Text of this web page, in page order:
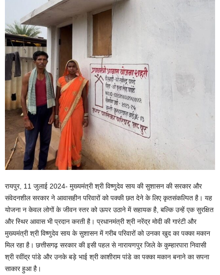
रायपुर, 11 जुलाई 2024- मुख्यमंत्री श्री विष्णुदेव साय की सुशासन की सरकार और
संवेदनशील सरकार ने आवासहीन परिवारों को पक्की छत देने के लिए कृतसंकल्पित है। यह
योजना न केवल लोगों के जीवन स्तर को ऊपर उठाने में सहायक है, बल्कि उन्हें एक सुरक्षित
और स्थिर आवास भी प्रदान करती है। प्रधानमंत्री श्री नरेंद्र मोदी की गारंटी और
मुख्यमंत्री श्री विष्णुदेव साय के सुशासन में गरीब परिवारों को उनका खुद का पक्का मकान
मिल रहा है। छत्तीसगढ़ सरकार की इसी पहल से नारायणपुर जिले के कुम्हारपारा निवासी
श्री रवींद्र पांडे और उनके बड़े भाई श्री काशीराम पांडे का पक्का मकान बनाने का सपना
साकार हुआ है।